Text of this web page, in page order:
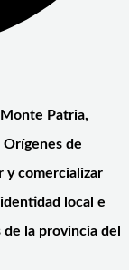
Patria,
Orígenes de
y comercializar
local e
de la provincia del